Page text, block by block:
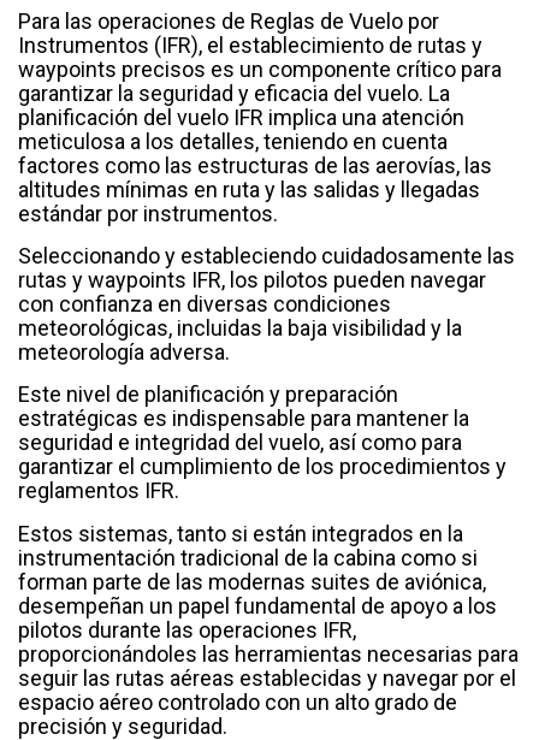
Para las operaciones de Reglas de Vuelo por
Instrumentos (IFR), el establecimiento de rutas y
waypoints precisos es un componente crítico para
garantizar la seguridad y eficacia del vuelo. La
planificación del vuelo IFR implica una atención
meticulosa a los detalles, teniendo en cuenta
factores como las estructuras de las aerovías, las
altitudes mínimas en ruta y las salidas y llegadas
estándar por instrumentos.
Seleccionando y estableciendo cuidadosamente las
rutas y waypoints IFR, los pilotos pueden navegar
con confianza en diversas condiciones
meteorológicas, incluidas la baja visibilidad y la
meteorología adversa.
Este nivel de planificación y preparación
estratégicas es indispensable para mantener la
seguridad e integridad del vuelo, así como para
garantizar el cumplimiento de los procedimientos y
reglamentos IFR.
Estos sistemas, tanto si están integrados en la
instrumentación tradicional de la cabina como si
forman parte de las modernas suites de aviónica,
desempeñan un papel fundamental de apoyo a los
pilotos durante las operaciones IFR,
proporcionándoles las herramientas necesarias para
seguir las rutas aéreas establecidas y navegar por el
espacio aéreo controlado con un alto grado de
precisión y seguridad.